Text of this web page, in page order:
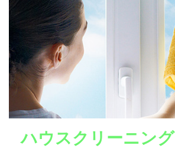
ハウスクリーニング